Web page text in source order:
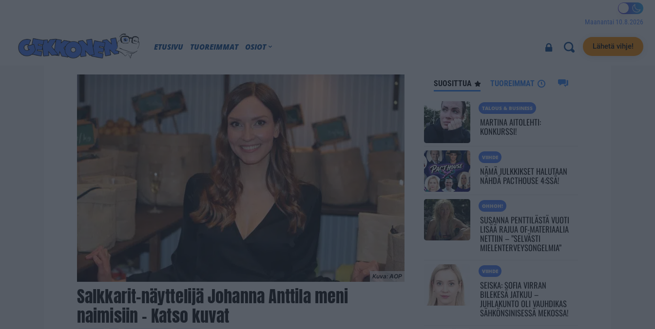
Maanantai 10.8.2026
ETUSIVU TUOREIMMAT OSIOT Lähetä vihje!
Kuva: AOP
Salkkarit-näyttelijä Johanna Anttila meni
naimisiin – Katso kuvat
SUOSITTUA TUOREIMMAT
TALOUS & BUSINESS
MARTINA AITOLEHTI:
KONKURSSI!
VIIHDE
NÄMÄ JULKKIKSET HALUTAAN
NÄHDÄ PACTHOUSE 4:SSÄ!
OHHOH!
SUSANNA PENTTILÄSTÄ VUOTI
LISÄÄ RAJUA OF-MATERIAALIA
NETTIIN – ”SELVÄSTI
MIELENTERVEYSONGELMIA”
VIIHDE
SEISKA: SOFIA VIRRAN
BILEKESÄ JATKUU –
JUHLAKUNTO OLI VAUHDIKAS
SÄHKÖNSINISESSÄ MEKOSSA!